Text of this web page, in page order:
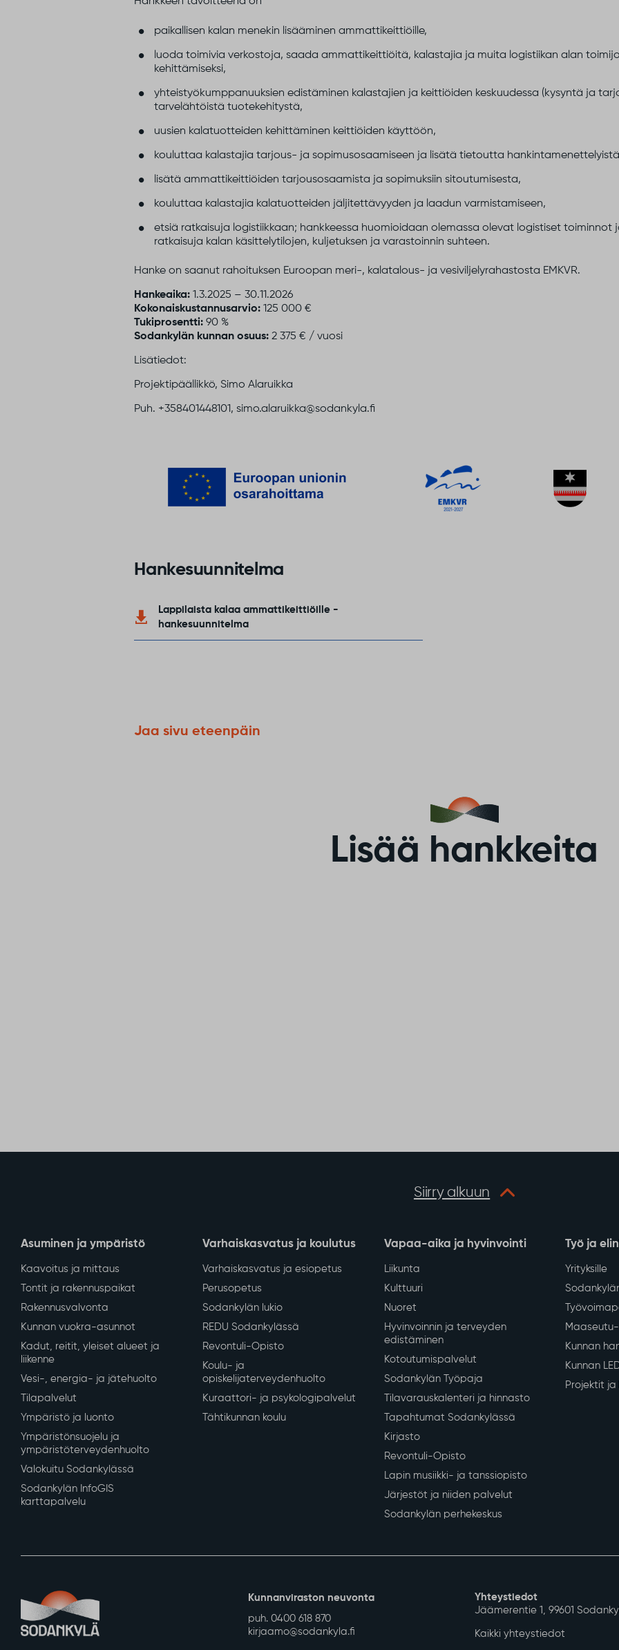
paikallisen kalan menekin lisääminen ammattikeittiöille,
luoda toimivia verkostoja, saada ammattikeittiöitä, kalastajia ja muita logistiikan alan
kehittämiseksi,
yhteistyökumppanuuksien edistäminen kalastajien ja keittiöiden keskuudessa (kysyntä ja
tarvelähtöistä tuotekehitystä,
uusien kalatuotteiden kehittäminen keittiöiden käyttöön,
kouluttaa kalastajia tarjous- ja sopimusosaamiseen ja lisätä tietoutta
lisätä ammattikeittiöiden tarjousosaamista ja sopimuksiin sitoutumisesta,
kouluttaa kalastajia kalatuotteiden jäljitettävyyden ja laadun varmistamiseen,
etsiä ratkaisuja logistiikkaan; hankkeessa huomioidaan olemassa olevat logistiset
ratkaisuja kalan käsittelytilojen, kuljetuksen ja varastoinnin suhteen.
Hanke on saanut rahoituksen Euroopan meri-, kalatalous- ja vesiviljelyrahastosta EMKVR.
Hankeaika:1.3.2025 – 30.11.2026
Kokonaiskustannusarvio: 125 000 €
Tukiprosentti: 90 %
Sodankylän kunnan osuus: 2 375 € / vuosi
Lisätiedot:
Projektipäällikkö, Simo Alaruikka
Puh. +358401448101, simo.alaruikka@sodankyla.fi
Hankesuunnitelma
Lappilaista kalaa ammattikeittiöille -
hankesuunnitelma
Jaa sivu eteenpäin
Lisää hankkeita
Siirry alkuun
Asuminen ja ympäristö
Kaavoitus ja mittaus
Tontit ja rakennuspaikat
Rakennusvalvonta
Kunnan vuokra-asunnot
Kadut, reitit, yleiset alueet ja
liikenne
Vesi-, energia- ja jätehuolto
Tilapalvelut
Ympäristö ja luonto
Ympäristönsuojelu ja
ympäristöterveydenhuolto
Valokuitu Sodankylässä
Sodankylän InfoGIS
karttapalvelu
Varhaiskasvatus ja koulutus
Varhaiskasvatus ja esiopetus
Perusopetus
Sodankylän lukio
REDU Sodankylässä
Revontuli-Opisto
Koulu- ja
opiskelijaterveydenhuolto
Kuraattori- ja psykologipalvelut
Tähtikunnan koulu
Vapaa-aika ja hyvinvointi
Liikunta
Kulttuuri
Nuoret
Hyvinvoinnin ja terveyden
edistäminen
Kotoutumispalvelut
Sodankylän Työpaja
Tilavarauskalenteri ja hinnasto
Tapahtumat Sodankylässä
Kirjasto
Revontuli-Opisto
Lapin musiikki- ja tanssiopisto
Järjestöt ja niiden palvelut
Sodankylän perhekeskus
Työ ja
Yrityksille
Kunnan
Kunnan
Projektit ja
Kunnanviraston neuvonta
puh. 0400 618 870
kirjaamo@sodankyla.fi
Yhteystiedot
Jäämerentie 1, 99601
Kaikki yhteystiedot